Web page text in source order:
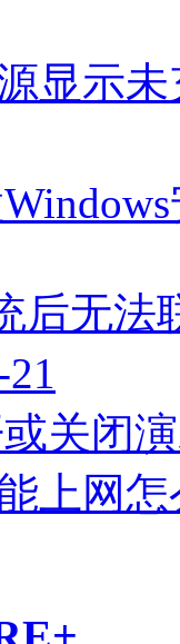
显示
后无法
关闭
上网